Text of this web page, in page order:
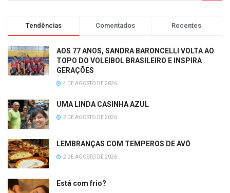
Tendências Comentados Recentes
AOS 77 ANOS, SANDRA BARONCELLI VOLTA AO
TOPO DO VOLEIBOL BRASILEIRO E INSPIRA
GERAÇÕES
4 DE AGOSTO DE 2026
UMA LINDA CASINHA AZUL
2 DE AGOSTO DE 2026
LEMBRANÇAS COM TEMPEROS DE AVÓ
2 DE AGOSTO DE 2026
Está com frio?